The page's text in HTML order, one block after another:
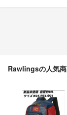
Rawlingsの人気